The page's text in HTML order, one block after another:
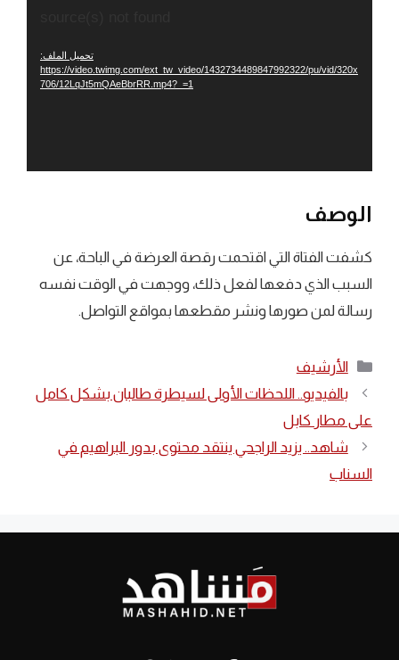
تحميل الملف:
https://video.twimg.com/ext_tw_video/1432734489847992322/pu/vid/320x
706/12LqJt5mQAeBbrRR.mp4?_=1
الوصف
كشفت الفتاة التي اقتحمت رقصة العرضة في الباحة، عن
السبب الذي دفعها لفعل ذلك، ووجهت في الوقت نفسه
رسالة لمن صورها ونشر مقطعها بمواقع التواصل.
التصنيفات
الأرشيف
بالفيديو.. اللحظات الأولى لسيطرة طالبان بشكل كامل
على مطار كابل
شاهد.. ‏يزيد الراجحي ينتقد محتوى بدور البراهيم في
السناب